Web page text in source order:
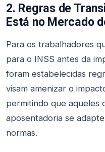
2. Regras de
Está no Mercado
Para os trabalhadores
para o INSS antes da
foram estabelecidas
visam amenizar o
permitindo que aqueles
aposentadoria se
normas.